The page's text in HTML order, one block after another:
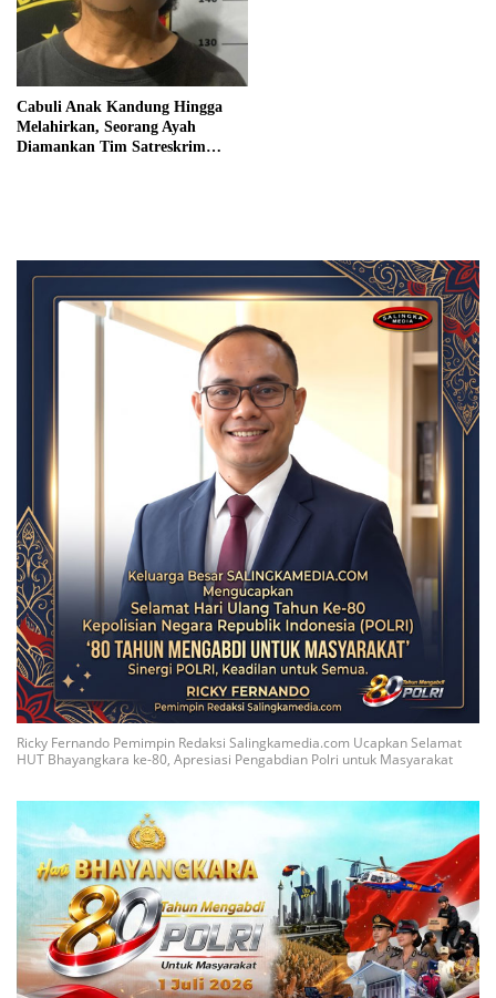
Cabuli Anak Kandung Hingga
Melahirkan, Seorang Ayah
Diamankan Tim Satreskrim
Ricky Fernando Pemimpin Redaksi Salingkamedia.com Ucapkan Selamat
HUT Bhayangkara ke-80, Apresiasi Pengabdian Polri untuk Masyarakat